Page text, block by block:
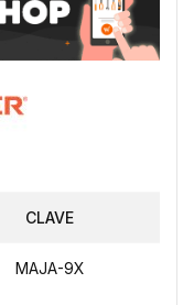
CLAVE
MAJA-9X